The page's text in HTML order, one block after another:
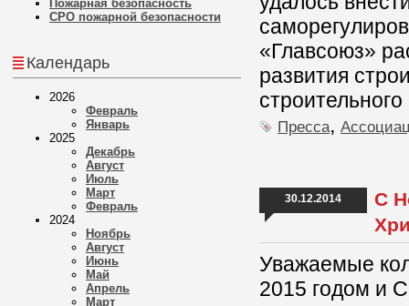
Пожарная безопасность
СРО пожарной безопасности
Календарь
2026
Февраль
Январь
2025
Декабрь
Август
Июль
Март
Февраль
2024
Ноябрь
Август
Июнь
Май
Апрель
Март
«Главсоюз»
развития
Пресса,
30.12.2014
С
Уважаемые
2015 годом и